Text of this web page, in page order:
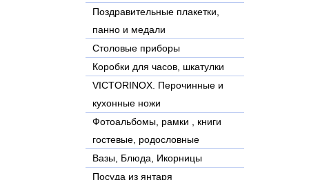
Поздравительные плакетки,
панно и медали
Столовые приборы
Коробки для часов, шкатулки
VICTORINOX. Перочинные и
кухонные ножи
Фотоальбомы, рамки , книги
гостевые, родословные
Вазы, Блюда, Икорницы
Посуда из янтаря